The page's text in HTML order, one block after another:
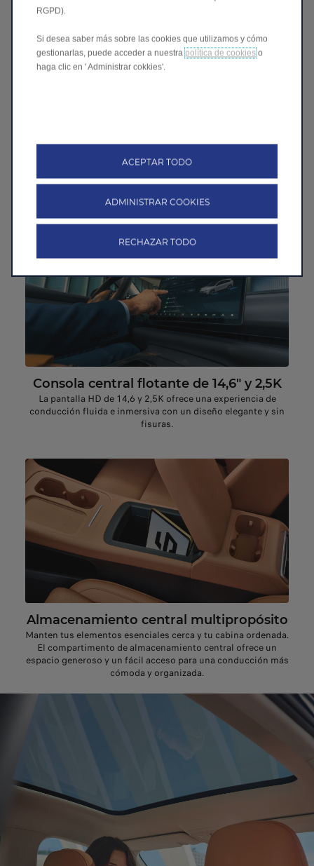
gracias a la base de carga integrada.
Simplemente coloca tu teléfono y se cargará, sin cables, sin
problemas. Perfectos para días ocupados.
Consola central flotante de 14,6" y 2,5K
La pantalla HD de 14,6 y 2,5K ofrece una experiencia de
conducción fluida e inmersiva con un diseño elegante y sin
fisuras.
Almacenamiento central multipropósito
Manten tus elementos esenciales cerca y tu cabina ordenada.
El compartimento de almacenamiento central ofrece un
espacio generoso y un fácil acceso para una conducción más
cómoda y organizada.
RGPD).
Si desea saber más sobre las cookies que utilizamos y cómo
gestionarlas, puede acceder a nuestra política de cookies o
haga clic en ' Administrar cokkies'.
ADMINISTRAR COOKIES
ACEPTAR TODO
RECHAZAR TODO